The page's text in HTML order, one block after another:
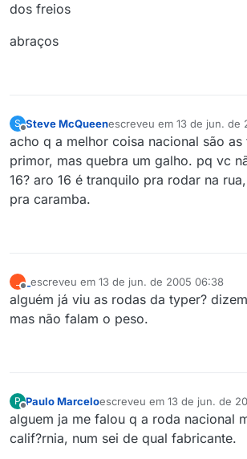
dos freios
abraços
S
Offline
Steve McQueenescreveu em 13 de jun. de
última edição por
acho q a melhor coisa nacional são as
primor, mas quebra um galho. pq vc
16? aro 16 é tranquilo pra rodar na
pra caramba.
_
Offline
escreveu em 13 de jun. de 2005 06:38
última edição por
alguém já viu as rodas da typer?
mas não falam o peso.
P Paulo Marceloescreveu em 13 de jun. de
última edição por
alguem ja me falou q a roda nacional
calif?rnia, num sei de qual fabricante.